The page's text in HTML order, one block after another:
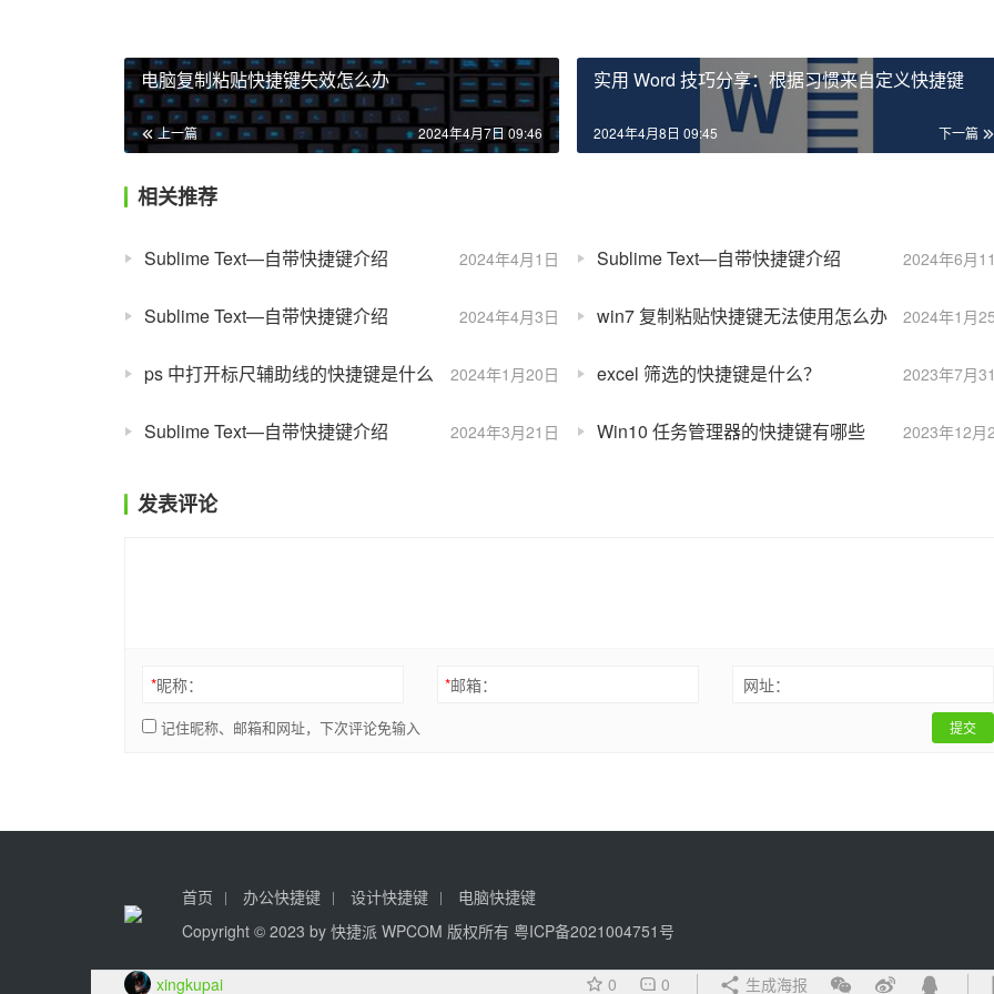
xingkupai 0 0 生成海报
电脑复制粘贴快捷键失效怎么办
上一篇 2024年4月7日 09:46
实用 Word 技巧分享：根据习惯来自定义快捷键
下一篇
2024年4月8日 09:45
相关推荐
2024年4月1日
Sublime Text—自带快捷键介绍 2024年6月
Sublime Text—自带快捷键介绍
2024年4月3日
Sublime Text—自带快捷键介绍 2024年1月
win7 复制粘贴快捷键无法使用怎么办
2024年1月20日
ps 中打开标尺辅助线的快捷键是什么 2023年7月
excel 筛选的快捷键是什么？
2024年3月21日
Sublime Text—自带快捷键介绍 2023年12月
Win10 任务管理器的快捷键有哪些
发表评论
*昵称： *邮箱： 网址：
记住昵称、邮箱和网址，下次评论免输入 提交
首页 办公快捷键 设计快捷键
电脑快捷键
Copyright © 2023 by 快捷派 WPCOM 版权所有 粤ICP备2021004751号